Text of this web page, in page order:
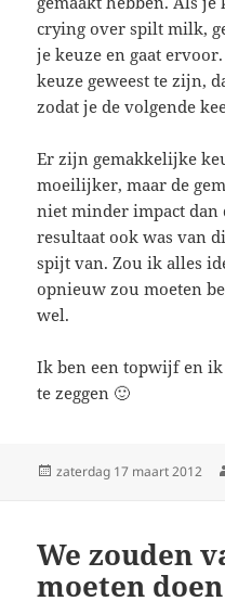
crying over spilt milk,
je keuze en gaat
keuze geweest te zijn,
zodat je de volgende
Er zijn gemakkelijke
moeilijker, maar de
niet minder impact dan
resultaat ook was van
spijt van. Zou ik alles
opnieuw zou moeten
wel.
Ik ben een topwijf en ik
te zeggen 🙂
Geplaatst
zaterdag 17 maart 2012
We zouden
moeten doen